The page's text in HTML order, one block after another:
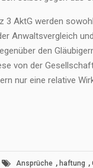
3 AktG werden
Anwaltsvergleich
den
von der
nur eine relative
Ansprüche , haftung ,